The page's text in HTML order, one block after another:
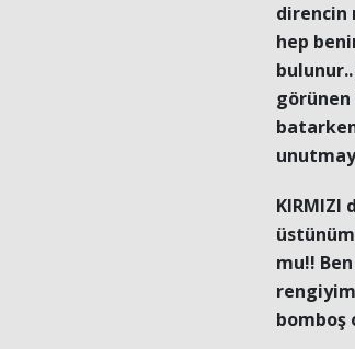
direncin
hep
KIRMIZI
mu!!
bomboş